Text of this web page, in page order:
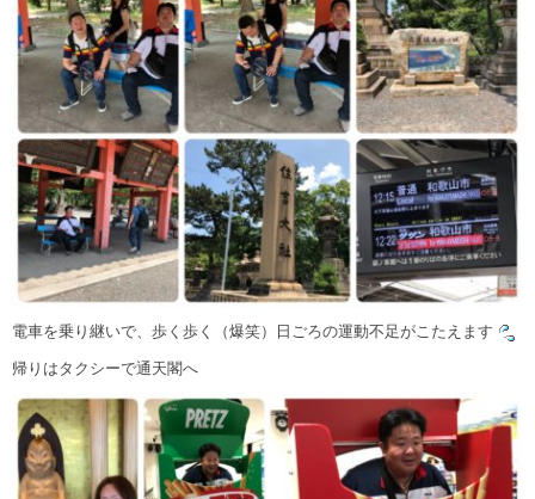
電車を乗り継いで、歩く歩く（爆笑）日ごろの運動不足がこたえます
帰りはタクシーで通天閣へ